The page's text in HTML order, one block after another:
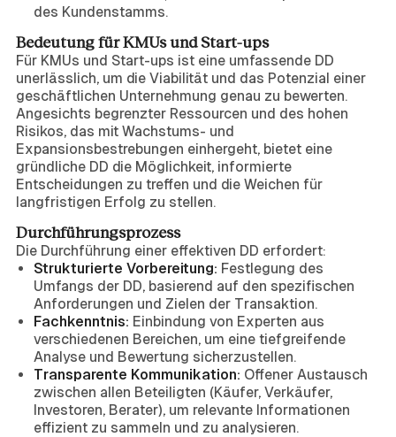
des Kundenstamms.
Bedeutung für KMUs und Start-ups
Für KMUs und Start-ups ist eine umfassende DD
unerlässlich, um die Viabilität und das Potenzial einer
geschäftlichen Unternehmung genau zu bewerten.
Angesichts begrenzter Ressourcen und des hohen
Risikos, das mit Wachstums- und
Expansionsbestrebungen einhergeht, bietet eine
gründliche DD die Möglichkeit, informierte
Entscheidungen zu treffen und die Weichen für
langfristigen Erfolg zu stellen.
Durchführungsprozess
Die Durchführung einer effektiven DD erfordert:
Strukturierte Vorbereitung: Festlegung des
Umfangs der DD, basierend auf den spezifischen
Anforderungen und Zielen der Transaktion.
Fachkenntnis: Einbindung von Experten aus
verschiedenen Bereichen, um eine tiefgreifende
Analyse und Bewertung sicherzustellen.
Transparente Kommunikation: Offener Austausch
zwischen allen Beteiligten (Käufer, Verkäufer,
Investoren, Berater), um relevante Informationen
effizient zu sammeln und zu analysieren.